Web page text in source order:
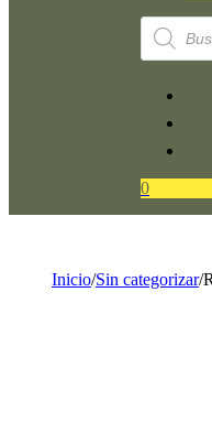
Búsqueda
de
productos
0
Inicio/Sin categorizar/